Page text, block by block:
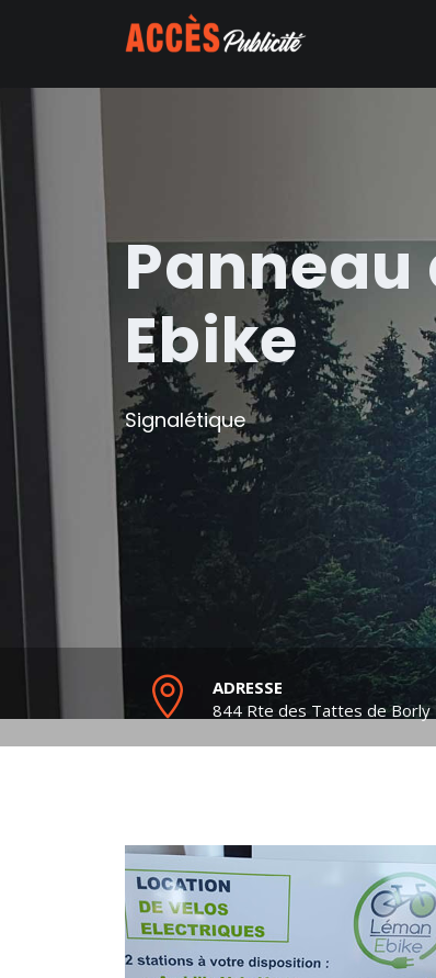
Ebike
Signalétique
ADRESSE
844 Rte des Tattes de Borly